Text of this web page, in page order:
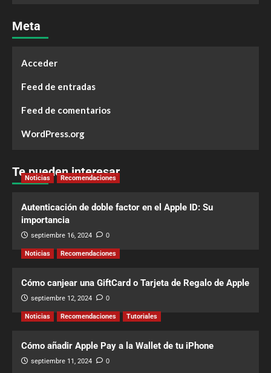
Meta
Acceder
Feed de entradas
Feed de comentarios
WordPress.org
Te pueden interesar
Noticias Recomendaciones
Autenticación de doble factor en el Apple ID: Su
importancia
septiembre 16, 2024 0
Noticias Recomendaciones
Cómo canjear una GiftCard o Tarjeta de Regalo de Apple
septiembre 12, 2024 0
Noticias Recomendaciones Tutoriales
Cómo añadir Apple Pay a la Wallet de tu iPhone
septiembre 11, 2024 0